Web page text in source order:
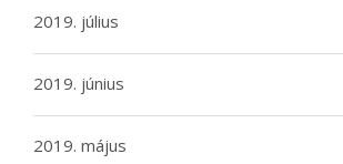
2019. július
2019. június
2019. május